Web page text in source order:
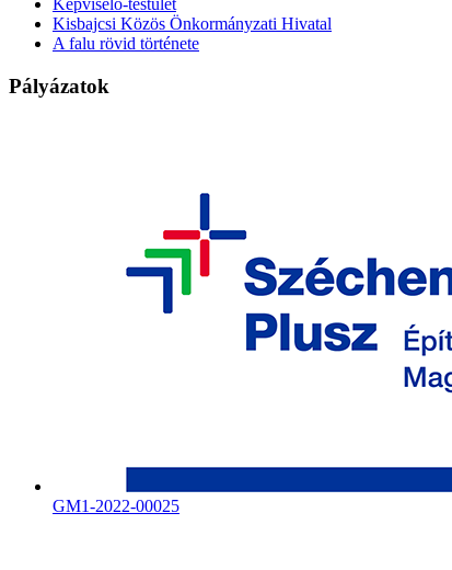
Képviselő-testület
Kisbajcsi Közös Önkormányzati Hivatal
A falu rövid története
Pályázatok
GM1-2022-00025